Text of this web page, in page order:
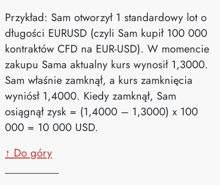
Przykład: Sam otworzył 1 standardowy lot o
długości EURUSD (czyli Sam kupił 100 000
kontraktów CFD na EUR-USD). W momencie
zakupu Sama aktualny kurs wynosił 1,3000.
Sam właśnie zamknął, a kurs zamknięcia
wyniósł 1,4000. Kiedy zamknął, Sam
osiągnął zysk = (1,4000 – 1,3000) x 100
000 = 10 000 USD.
↑ Do góry